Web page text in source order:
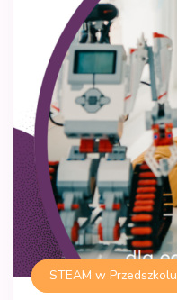
STEAM w Przedszkolu